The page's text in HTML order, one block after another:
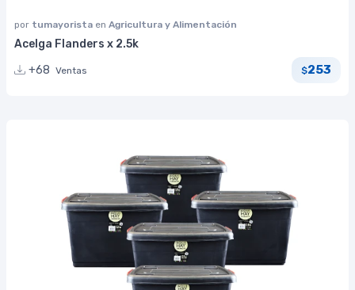
por tumayorista en Agricultura y Alimentación
Acelga Flanders x 2.5k
+68 Ventas $253